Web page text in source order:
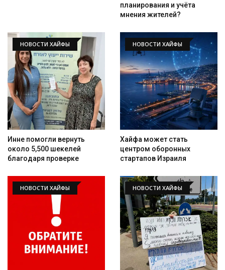
планирования и учёта
мнения жителей?
НОВОСТИ ХАЙФЫ
Инне помогли вернуть
около 5,500 шекелей
благодаря проверке
НОВОСТИ ХАЙФЫ
Хайфа может стать
центром оборонных
стартапов Израиля
НОВОСТИ ХАЙФЫ НОВОСТИ ХАЙФЫ